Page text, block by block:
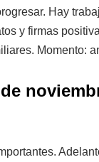
Hay
y firmas
Momento: